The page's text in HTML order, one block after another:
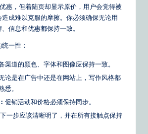
惠，但着陆页却显示原价，用户会觉得被
成难以克服的摩擦。你必须确保无论用
信息和优惠都保持一致。
一性：
渠道的颜色、字体和图像应保持一致。
论是在广告中还是在网站上，写作风格都
悉。
促销活动和价格必须保持同步。
下一步应该清晰明了，并在所有接触点保持